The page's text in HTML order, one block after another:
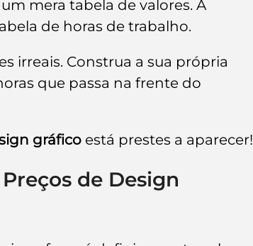
mera tabela de valores. A
de horas de trabalho.
irreais. Construa a sua própria
que passa na frente do
gráfico está prestes a aparecer!
de Design